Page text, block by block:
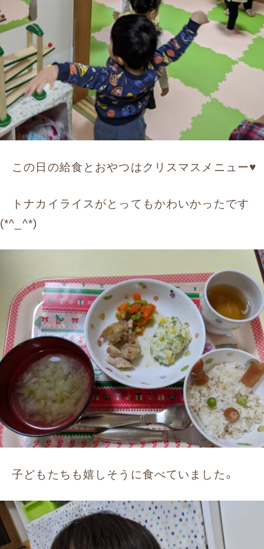
この日の給食とおやつはクリスマスメニュー♥
トナカイライスがとってもかわいかったです
(*^_^*)
子どもたちも嬉しそうに食べていました。